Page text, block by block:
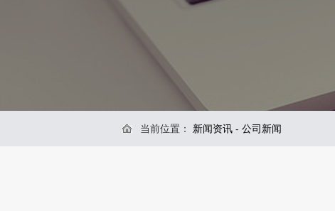
当前位置： 新闻资讯 - 公司新闻